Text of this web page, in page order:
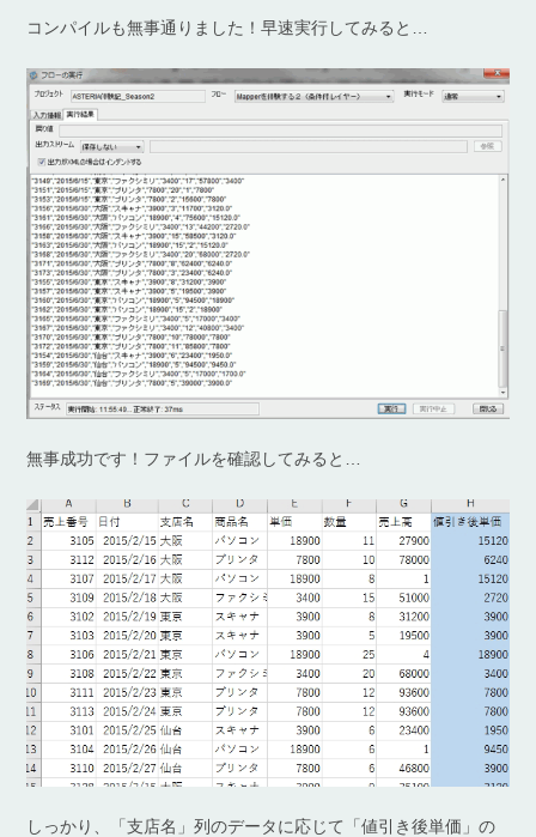
コンパイルも無事通りました！早速実行してみると…
無事成功です！ファイルを確認してみると…
しっかり、「支店名」列のデータに応じて「値引き後単価」の